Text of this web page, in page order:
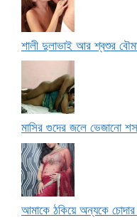
শালী দুলাভাই আর শ্বশুর
মাসির গুদের জলে ভেজানো
আমাকে ঠকিয়ে অন্যকে চোদার